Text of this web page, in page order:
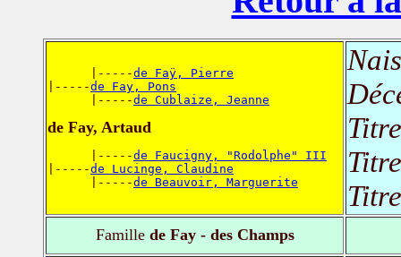
      |-----
de Faÿ, Pierre
|-----de Fay, Pons
      |-----
de Cublaize, Jeanne
de Fay, Artaud
      |-----
de Faucigny, "Rodolphe" III
|-----de Lucinge, Claudine
      |-----
de Beauvoir, Marguerite
Famillede Fay - des Champs